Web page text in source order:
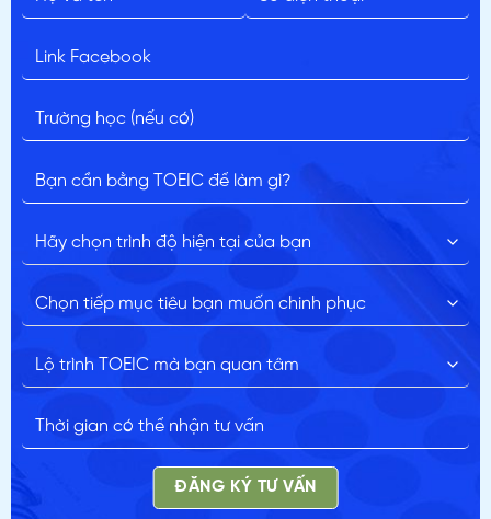
ĐĂNG KÝ TƯ VẤN